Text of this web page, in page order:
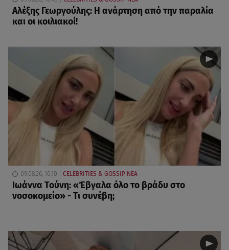
Αλέξης Γεωργούλης: Η ανάρτηση από την παραλία
και οι κοιλιακοί!
09.08.26, 10:10 CELEBRITIES & GOSSIP ΝΕΑ
Ιωάννα Τούνη: «Έβγαλα όλο το βράδυ στο
νοσοκομείο» - Τι συνέβη;